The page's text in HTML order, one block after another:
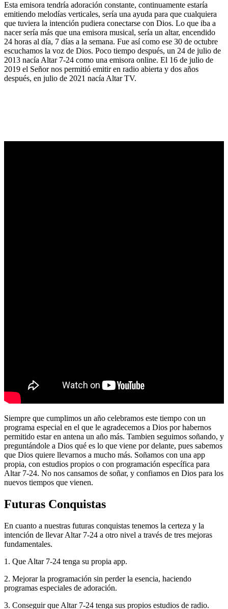
Esta emisora tendría adoración constante, continuamente estaría
emitiendo melodías verticales, sería una ayuda para que cualquiera
que tuviera la intención pudiera conectarse con Dios. Lo que iba a
nacer sería más que una emisora musical, sería un altar, encendido
24 horas al día, 7 días a la semana. Fue así como ese 30 de octubre
escuchamos la voz de Dios. Poco tiempo después, un 24 de julio de
2013 nacía Altar 7-24 como una emisora online. El 16 de julio de
2019 el Señor nos permitió emitir en radio abierta y dos años
después, en julio de 2021 nacía Altar TV.
Siempre que cumplimos un año celebramos este tiempo con un
programa especial en el que le agradecemos a Dios por habernos
permitido estar en antena un año más. Tambien seguimos soñando, y
preguntándole a Dios qué es lo que viene por delante, pues sabemos
que Dios quiere llevarnos a mucho más. Soñamos con una app
propia, con estudios propios o con programación específica para
Altar 7-24. No nos cansamos de soñar, y confiamos en Dios para los
nuevos tiempos que vienen.
Futuras Conquistas
En cuanto a nuestras futuras conquistas tenemos la certeza y la
intención de llevar Altar 7-24 a otro nivel a través de tres mejoras
fundamentales.
1. Que Altar 7-24 tenga su propia app.
2. Mejorar la programación sin perder la esencia, haciendo
programas especiales de adoración.
3. Conseguir que Altar 7-24 tenga sus propios estudios de radio.